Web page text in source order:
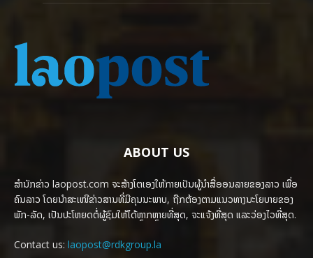
ABOUT US
ສຳນັກຂ່າວ laopost.com ຈະສ້າງໂຕເອງໃຫ້ກາຍເປັນຜູ້ນຳສື່ອອນລາຍຂອງລາວ ເພື່ອ
ຄົນລາວ ໂດຍນຳສະເໜີຂ່າວສານທີ່ມີຄຸນນະພາບ, ຖືກຕ້ອງຕາມແນວທາງນະໂຍບາຍຂອງ
ພັກ-ລັດ, ເປັນປະໂຫຍດຕໍ່ຜູ້ຊົມໃຫ້ໄດ້ຫຼາກຫຼາຍທີ່ສຸດ, ຈະແຈ້ງທີ່ສຸດ ແລະວ່ອງໄວທີ່ສຸດ.
Contact us: laopost@rdkgroup.la